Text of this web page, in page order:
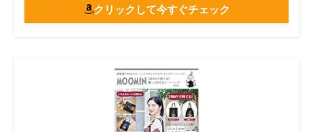
クリックして今すぐチェック